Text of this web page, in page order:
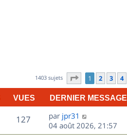
1403 sujets Page sur47
1 2 3 4
VUES DERNIER MESSAGE
127V
u
D
e
r
par jpr31
04 août 2026, 21:57